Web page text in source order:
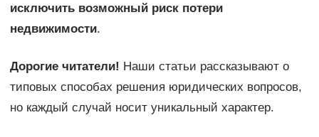
исключить возможный риск потери
недвижимости.
Дорогие читатели! Наши статьи рассказывают о
типовых способах решения юридических вопросов,
но каждый случай носит уникальный характер.